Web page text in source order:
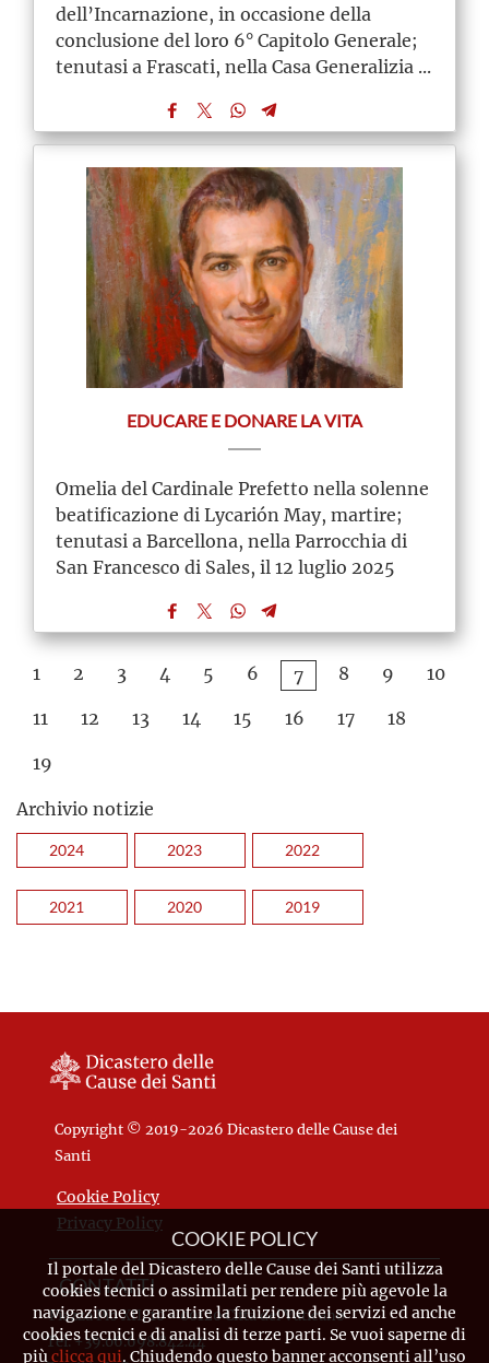
dell’Incarnazione, in occasione della
conclusione del loro 6° Capitolo Generale;
tenutasi a Frascati, nella Casa Generalizia ...
EDUCARE E DONARE LA VITA
Omelia del Cardinale Prefetto nella solenne
beatificazione di Lycarión May, martire;
tenutasi a Barcellona, nella Parrocchia di
San Francesco di Sales, il 12 luglio 2025
1 2 3 4 5 6 7 8 9
10
11
12 13 14 15 16 17
18
19
Archivio notizie
2024 2023 2022
2021 2020 2019
Copyright © 2019-2026 Dicastero delle Cause dei
Santi
Cookie Policy
Privacy Policy
CONTATTI
Piazza Pio XII, 10 - 00120 Città del Vaticano
Tel. +39.06.698.842.44
COOKIE POLICY
Il portale del Dicastero delle Cause dei Santi utilizza
cookies tecnici o assimilati per rendere più agevole la
navigazione e garantire la fruizione dei servizi ed anche
cookies tecnici e di analisi di terze parti. Se vuoi saperne di
piùclicca qui. Chiudendo questo banner acconsenti all’uso